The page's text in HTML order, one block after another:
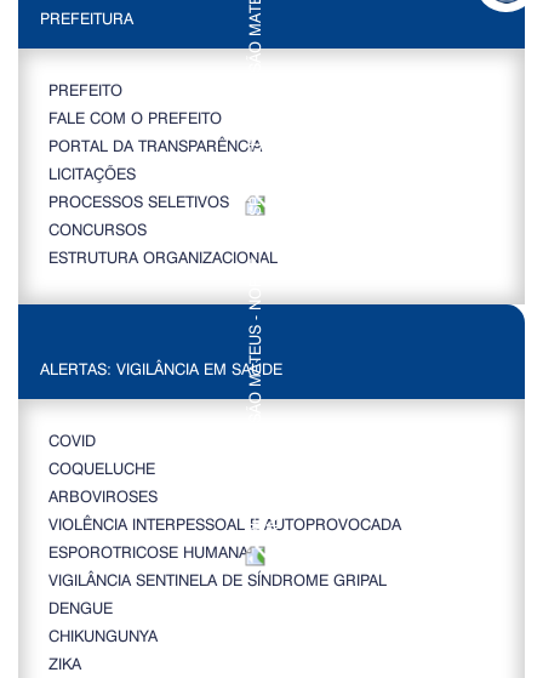
PREFEITURA
PREFEITO
FALE COM O PREFEITO
PORTAL DA TRANSPARÊNCIA
LICITAÇÕES
PROCESSOS SELETIVOS
CONCURSOS
ESTRUTURA ORGANIZACIONAL
ALERTAS: VIGILÂNCIA EM SAÚDE
COVID
COQUELUCHE
ARBOVIROSES
VIOLÊNCIA INTERPESSOAL E AUTOPROVOCADA
ESPOROTRICOSE HUMANA
VIGILÂNCIA SENTINELA DE SÍNDROME GRIPAL
DENGUE
CHIKUNGUNYA
ZIKA